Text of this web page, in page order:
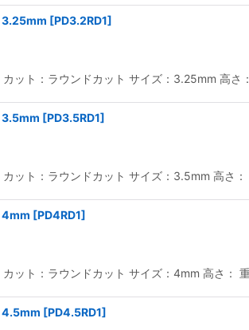
3.25mm [PD3.2RD1]
ット：ラウンドカット サイズ：3.25mm 高
3.5mm [PD3.5RD1]
ット：ラウンドカット サイズ：3.5mm 高さ
4mm [PD4RD1]
ット：ラウンドカット サイズ：4mm 高さ：
4.5mm [PD4.5RD1]